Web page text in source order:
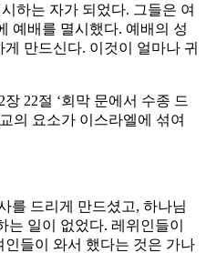
하는 자가 되었다. 그들은 여
예배를 멸시했다. 예배의 성
만드신다. 이것이 얼마나 귀
22절 ‘회막 문에서 수종 드
의 요소가 이스라엘에 섞여
를 드리게 만드셨고, 하나님
일이 없었다. 레위인들이
들이 와서 했다는 것은 가나